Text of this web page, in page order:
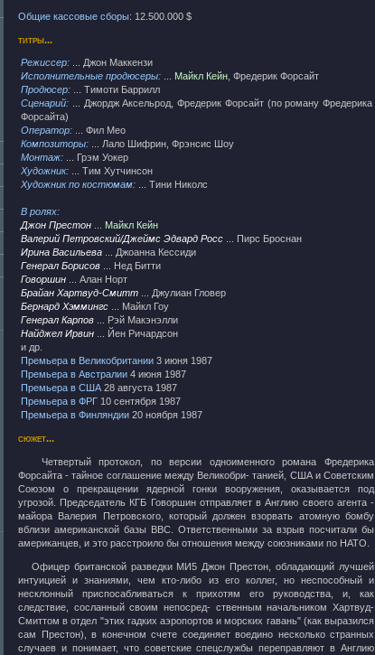
Общие кассовые сборы: 12.500.000 $
титры...
Режиссер: ... Джон Маккензи
Исполнительные продюсеры:
Майкл Кейн , Фредерик Форсайт
Продюсер: ... Тимоти Баррилл
Сценарий: ... Джордж Аксельрод, Фредерик Форсайт (по роману Фредерика
Форсайта)
Оператор: ... Фил Мео
Композиторы: ... Лало Шифрин, Фрэнсис Шоу
Монтаж: ... Грэм Уокер
Художник: ... Тим Хутчинсон
Художник по костюмам: ... Тини Николс
В ролях:
Джон Престон
Майкл Кейн
Валерий Петровский/Джеймс Эдвард Росс ... Пирс Броснан
Ирина Васильева ... Джоанна Кессиди
Генерал Борисов ... Нед Битти
Говоршин ... Алан Норт
Брайан Хартвуд-Смитт ... Джулиан Гловер
Бернард Хэммингс ... Майкл Гоу
Генерал Карпов ... Рэй Макэнэлли
Найджел Ирвин ... Йен Ричардсон
и др.
Премьера в Великобритании 3 июня 1987
Премьера в Австралии 4 июня 1987
Премьера в США 28 августа 1987
Премьера в ФРГ 10 сентября 1987
Премьера в Финляндии 20 ноября 1987
сюжет...
Четвертый протокол, по версии одноименного романа Фредерика
Форсайта - тайное соглашение между Великобри- танией, США и Советским
Союзом о прекращении ядерной гонки вооружения, оказывается под
угрозой. Председатель КГБ Говоршин отправляет в Англию своего агента -
майора Валерия Петровского, который должен взорвать атомную бомбу
вблизи американской базы ВВС. Ответственными за взрыв посчитали бы
американцев, и это расстроило бы отношения между союзниками по НАТО.
Офицер британской разведки МИ5 Джон Престон, обладающий лучшей
интуицией и знаниями, чем кто-либо из его коллег, но неспособный и
несклонный приспосабливаться к прихотям его руководства, и, как
следствие, сосланный своим непосред- ственным начальником Хартвуд-
Смиттом в отдел "этих гадких аэропортов и морских гавань" (как выразился
сам Престон), в конечном счете соединяет воедино несколько странных
случаев и понимает, что советские спецслужбы переправляют в Англию